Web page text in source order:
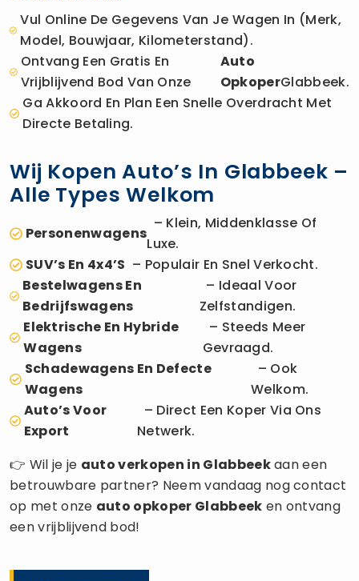
Vul Online De Gegevens Van Je Wagen In (merk,
Model, Bouwjaar, Kilometerstand).
Ontvang Een Gratis En
Vrijblijvend Bod Van Onze
Auto
OpkoperGlabbeek.
Ga Akkoord En Plan Een Snelle Overdracht Met
Directe Betaling.
Wij Kopen Auto’s In Glabbeek –
Alle Types Welkom
Personenwagens
– Klein, Middenklasse Of
Luxe.
SUV’s En 4x4’s – Populair En Snel Verkocht.
Bestelwagens En
Bedrijfswagens
– Ideaal Voor
Zelfstandigen.
Elektrische En Hybride
Wagens
– Steeds Meer
Gevraagd.
Schadewagens En Defecte
Wagens
– Ook
Welkom.
Auto’s Voor
Export
– Direct Een Koper Via Ons
Netwerk.
👉 Wil je je auto verkopen in Glabbeekaan een
betrouwbare partner? Neem vandaag nog contact
op met onze auto opkoper Glabbeek en ontvang
een vrijblijvend bod!